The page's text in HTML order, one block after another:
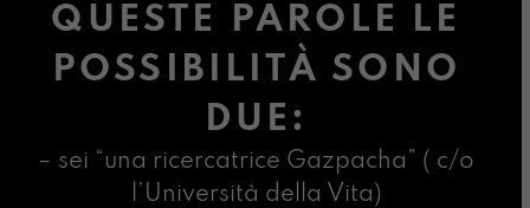
QUESTE PAROLE LE
POSSIBILITÀ SONO
DUE:
– sei “una ricercatrice Gazpacha” ( c/o
l’Università della Vita)